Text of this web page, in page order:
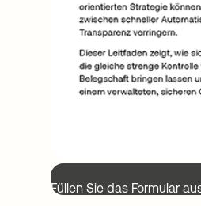
Füllen Sie das Formular